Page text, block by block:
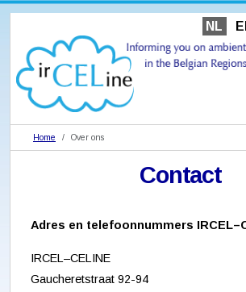
NL
Home Over ons
Contact
Adres en telefoonnummers
IRCEL–CELINE
Gaucheretstraat 92-94